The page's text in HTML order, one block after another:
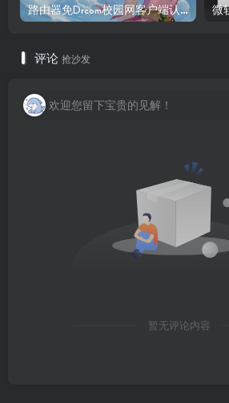
路由器免Drcom校园网客户端认证（d版）（西安石油大学） 教程
评论 抢沙发
欢迎您留下宝贵的见解！
暂无评论内容